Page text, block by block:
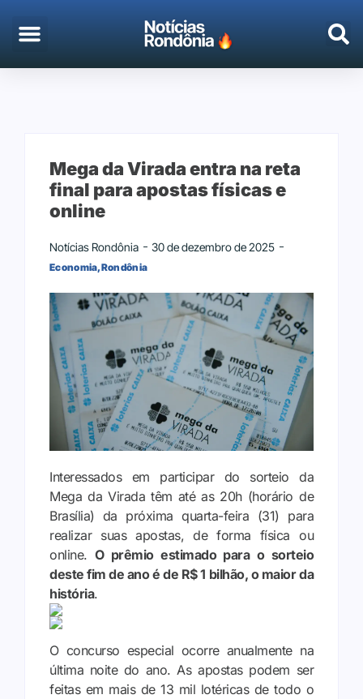
Mega da Virada entra na reta
final para apostas físicas e
online
Notícias Rondônia 30 de dezembro de 2025
Economia,Rondônia
Interessados em participar do sorteio da
Mega da Virada têm até as 20h (horário de
Brasília) da próxima quarta-feira (31) para
realizar suas apostas, de forma física ou
online. O prêmio estimado para o sorteio
deste fim de ano é de R$ 1 bilhão, o maior da
história.
O concurso especial ocorre anualmente na
última noite do ano. As apostas podem ser
feitas em mais de 13 mil lotéricas de todo o